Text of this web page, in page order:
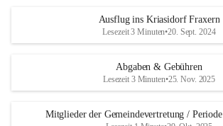
Ausflug ins Kriasidorf Fraxern
Lesezeit 3 Minuten•20. Sept. 2024
Abgaben & Gebühren
Lesezeit 3 Minuten•25. Nov. 2025
Mitglieder der Gemeindevertretung /